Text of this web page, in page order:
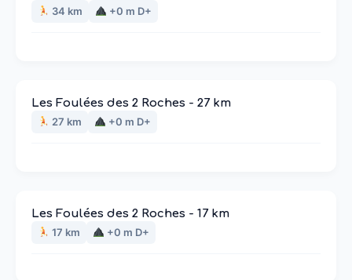
34 km +0 m D+
Les Foulées des 2 Roches - 27 km
27 km +0 m D+
Les Foulées des 2 Roches - 17 km
17 km +0 m D+